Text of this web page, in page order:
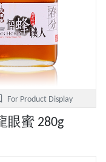
For Product Display
眼蜜 280g